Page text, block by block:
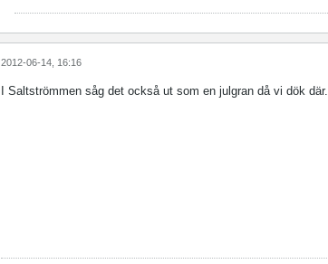
2012-06-14, 16:16
I Saltströmmen såg det också ut som en julgran då vi dök där.